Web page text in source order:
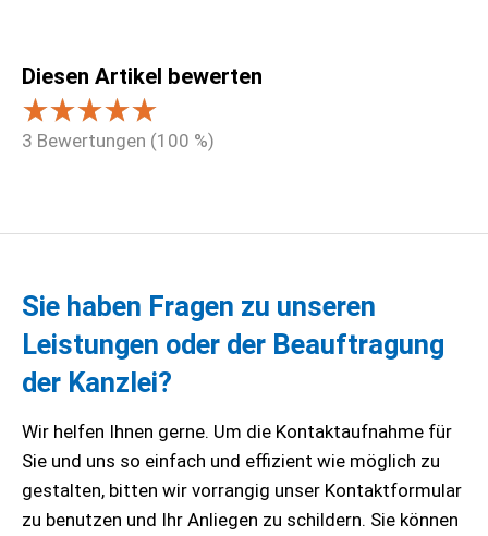
Diesen Artikel bewerten
3 Bewertungen (100 %)
Sie haben Fragen zu unseren
Leistungen oder der Beauftragung
der Kanzlei?
Wir helfen Ihnen gerne. Um die Kontaktaufnahme für
Sie und uns so einfach und effizient wie möglich zu
gestalten, bitten wir vorrangig unser Kontaktformular
zu benutzen und Ihr Anliegen zu schildern. Sie können